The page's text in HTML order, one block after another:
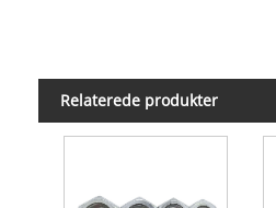
Relaterede produkter